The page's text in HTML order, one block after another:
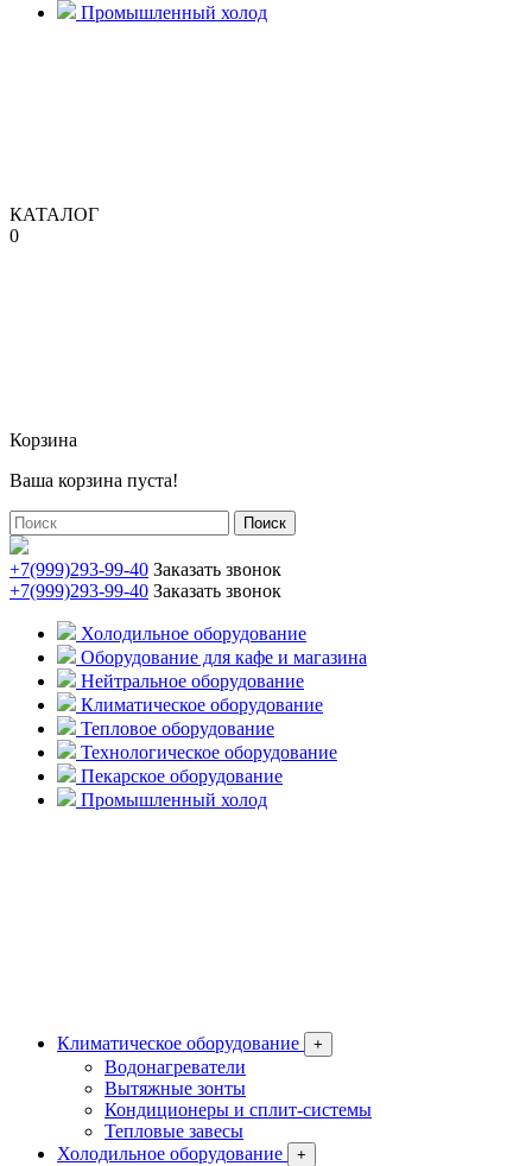
Промышленный холод
КАТАЛОГ
0
Корзина
Ваша корзина пуста!
Поиск
+7(999)293-99-40 Заказать звонок
+7(999)293-99-40 Заказать звонок
Холодильное оборудование
Оборудование для кафе и магазина
Нейтральное оборудование
Климатическое оборудование
Тепловое оборудование
Технологическое оборудование
Пекарское оборудование
Промышленный холод
Климатическое оборудование +
Водонагреватели
Вытяжные зонты
Кондиционеры и сплит-системы
Тепловые завесы
Холодильное оборудование
+